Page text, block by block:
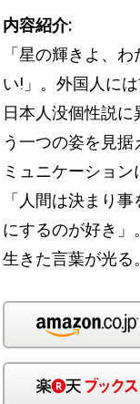
内容紹介:
「星の輝きよ、
い!」。外国人に
日本人没個性説
う一つの姿を見
ミュニケーショ
「人間は決まり
にするのが好き
生きた言葉が光る